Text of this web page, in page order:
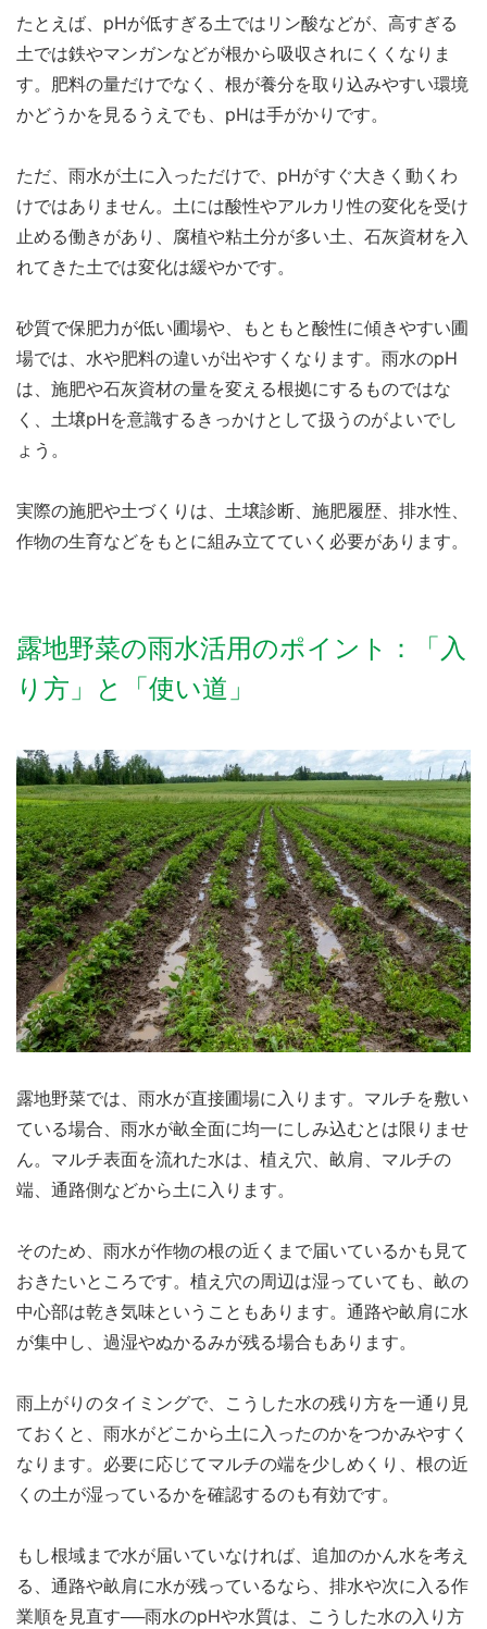
たとえば、pHが低すぎる土ではリン酸などが、高すぎる
土では鉄やマンガンなどが根から吸収されにくくなりま
す。肥料の量だけでなく、根が養分を取り込みやすい環境
かどうかを見るうえでも、pHは手がかりです。
ただ、雨水が土に入っただけで、pHがすぐ大きく動くわ
けではありません。土には酸性やアルカリ性の変化を受け
止める働きがあり、腐植や粘土分が多い土、石灰資材を入
れてきた土では変化は緩やかです。
砂質で保肥力が低い圃場や、もともと酸性に傾きやすい圃
場では、水や肥料の違いが出やすくなります。雨水のpH
は、施肥や石灰資材の量を変える根拠にするものではな
く、土壌pHを意識するきっかけとして扱うのがよいでし
ょう。
実際の施肥や土づくりは、土壌診断、施肥履歴、排水性、
作物の生育などをもとに組み立てていく必要があります。
露地野菜の雨水活用のポイント：「入
り方」と「使い道」
露地野菜では、雨水が直接圃場に入ります。マルチを敷い
ている場合、雨水が畝全面に均一にしみ込むとは限りませ
ん。マルチ表面を流れた水は、植え穴、畝肩、マルチの
端、通路側などから土に入ります。
そのため、雨水が作物の根の近くまで届いているかも見て
おきたいところです。植え穴の周辺は湿っていても、畝の
中心部は乾き気味ということもあります。通路や畝肩に水
が集中し、過湿やぬかるみが残る場合もあります。
雨上がりのタイミングで、こうした水の残り方を一通り見
ておくと、雨水がどこから土に入ったのかをつかみやすく
なります。必要に応じてマルチの端を少しめくり、根の近
くの土が湿っているかを確認するのも有効です。
もし根域まで水が届いていなければ、追加のかん水を考え
る、通路や畝肩に水が残っているなら、排水や次に入る作
業順を見直す──雨水のpHや水質は、こうした水の入り方